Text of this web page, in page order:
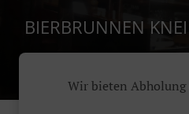
BIERBRUNNEN
Wir bieten